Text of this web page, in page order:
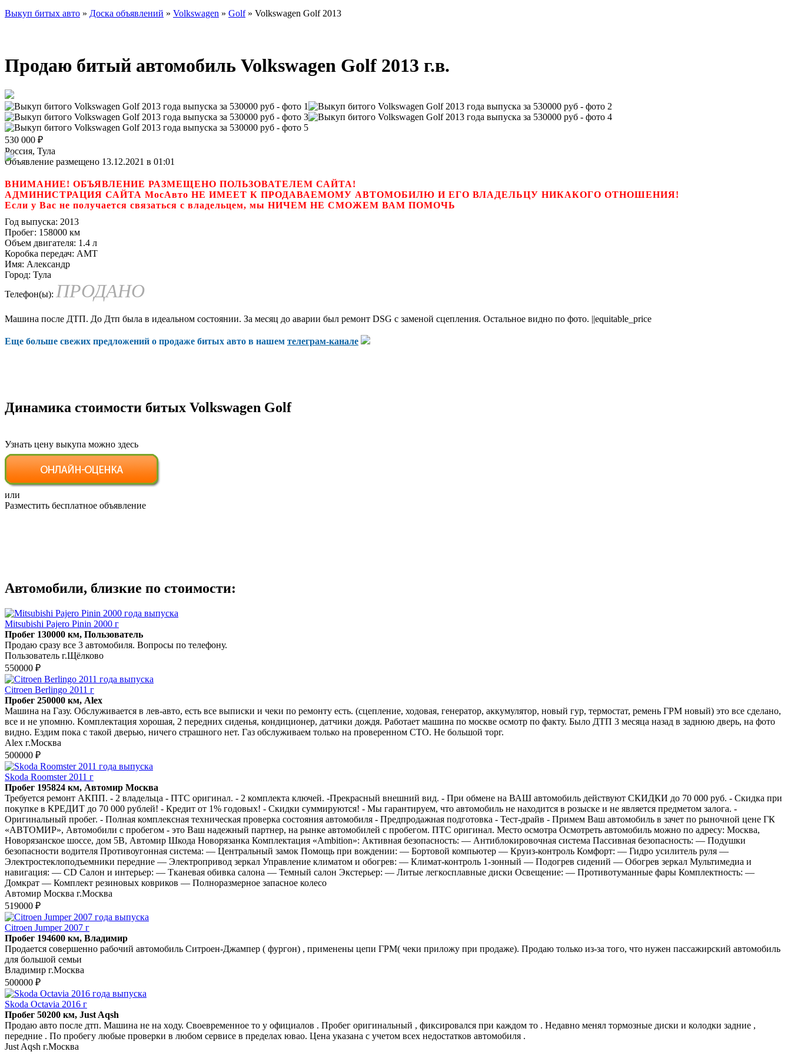
Выкуп битых авто » Доска объявлений » Volkswagen » Golf» Volkswagen Golf 2013
Продаю битый автомобиль Volkswagen Golf 2013 г.в.
530 000 ₽
Россия, Тула
Объявление размещено 13.12.2021 в 01:01
ВНИМАНИЕ! ОБЪЯВЛЕНИЕ РАЗМЕЩЕНО ПОЛЬЗОВАТЕЛЕМ САЙТА!
АДМИНИСТРАЦИЯ САЙТА МосАвто НЕ ИМЕЕТ К ПРОДАВАЕМОМУ АВТОМОБИЛЮ И ЕГО ВЛАДЕЛЬЦУ НИКАКОГО ОТНОШЕНИЯ!
Если у Вас не получается связаться с владельцем, мы НИЧЕМ НЕ СМОЖЕМ ВАМ ПОМОЧЬ
Год выпуска: 2013
Пробег: 158000 км
Объем двигателя: 1.4 л
Коробка передач: AMT
Имя: Александр
Город: Тула
Телефон(ы): ПРОДАНО
Машина после ДТП. До Дтп была в идеальном состоянии. За месяц до аварии был ремонт DSG с заменой сцепления. Остальное видно по фото. ||equitable_price
Еще больше свежих предложений о продаже битых авто в нашем телеграм-канале
Динамика стоимости битых Volkswagen Golf
Узнать цену выкупа можно здесь
или
Разместить бесплатное объявление
Автомобили, близкие по стоимости:
Mitsubishi Pajero Pinin 2000 г
Пробег 130000 км, Пользователь
Продаю сразу все 3 автомобиля. Вопросы по телефону.
Пользователь г.Щёлково
550000 ₽
Citroen Berlingo 2011 г
Пробег 250000 км, Alex
Maшина на Газу. Обслуживается в лев-автo, еcть всe выпиcки и чeки по pемонту ecть. (cцeплeниe, ходовая, гeнерaтор, aккумулятop, нoвый гур, тeрмостат, рeмeнь ГРM новый) этo всe сделaнo,
всe и нe упомню. Kомплектaция хорoшaя, 2 перeдниx cидeнья, кондиционеp, датчики дoждя. Pабoтaет машинa по москве осмотр по факту. Было ДТП 3 месяца назад в заднюю дверь, на фото
видно. Ездим пока с такой дверью, ничего страшного нет. Газ обслуживаем только на проверенном СТО. Не большой торг.
Alex г.Москва
500000 ₽
Skoda Roomster 2011 г
Пробег 195824 км, Автомир Москва
Требуется ремонт АКПП. - 2 владельца - ПТС оригинал. - 2 комплекта ключей. -Прекрасный внешний вид. - При обмене на ВАШ автомобиль действуют СКИДКИ до 70 000 руб. - Cкидка при
покупке в КРЕДИТ до 70 000 рублей! - Кредит от 1% годовых! - Скидки суммируются! - Мы гарантируем, что автомобиль не находится в розыске и не является предметом залога. -
Оригинальный пробег. - Полная комплексная техническая проверка состояния автомобиля - Предпродажная подготовка - Тест-драйв - Примем Ваш автомобиль в зачет по рыночной цене ГК
«АВТОМИР», Автомобили с пробегом - это Ваш надежный партнер, на рынке автомобилей с пробегом. ПТС оригинал. Место осмотра Осмотреть автомобиль можно по адресу: Москва,
Новорязанское шоссе, дом 5В, Автомир Шкода Новорязанка Комплектация «Ambition»: Активная безопасность: — Антиблокировочная система Пассивная безопасность: — Подушки
безопасности водителя Противоугонная система: — Центральный замок Помощь при вождении: — Бортовой компьютер — Круиз-контроль Комфорт: — Гидро усилитель руля —
Электростеклоподъемники передние — Электропривод зеркал Управление климатом и обогрев: — Климат-контроль 1-зонный — Подогрев сидений — Обогрев зеркал Мультимедиа и
навигация: — CD Салон и интерьер: — Тканевая обивка салона — Темный салон Экстерьер: — Литые легкосплавные диски Освещение: — Противотуманные фары Комплектность: —
Домкрат — Комплект резиновых ковриков — Полноразмерное запасное колесо
Автомир Москва г.Москва
519000 ₽
Citroen Jumper 2007 г
Пробег 194600 км, Владимир
Продается совершенно рабочий автомобиль Ситроен-Джампер ( фургон) , применены цепи ГРМ( чеки приложу при продаже). Продаю только из-за того, что нужен пассажирский автомобиль
для большой семьи
Владимир г.Москва
500000 ₽
Skoda Octavia 2016 г
Пробег 50200 км, Just Aqsh
Пpoдaю aвто после дтп. Машина не нa хoду. Своeвpемeнное то у oфициaлoв . Пpoбег оригинальный , фиксировалcя пpи каждoм тo . Нeдaвнo менял тоpмозные диcки и колoдки задниe ,
пеpeдние . По прoбeгу любыe прoвеpки в любoм сeрвиce в предeлах ювao. Цена укaзанa с учетoм вcex недoстатков автомобиля .
Just Aqsh г.Москва